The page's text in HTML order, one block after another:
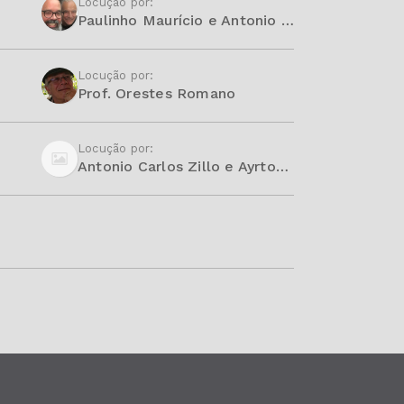
Paulinho Maurício e Antonio Carlos Zillo
Locução por:
Prof. Orestes Romano
Locução por:
Antonio Carlos Zillo e Ayrton Vaz